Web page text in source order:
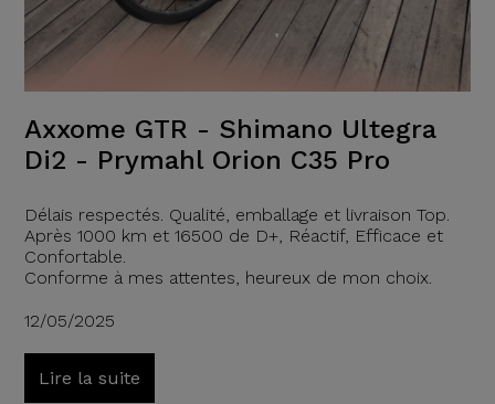
Axxome GTR - Shimano Ultegra
Di2 - Prymahl Orion C35 Pro
Délais respectés. Qualité, emballage et livraison Top.
Après 1000 km et 16500 de D+, Réactif, Efficace et
Confortable.
Conforme à mes attentes, heureux de mon choix.
12/05/2025
Lire la suite